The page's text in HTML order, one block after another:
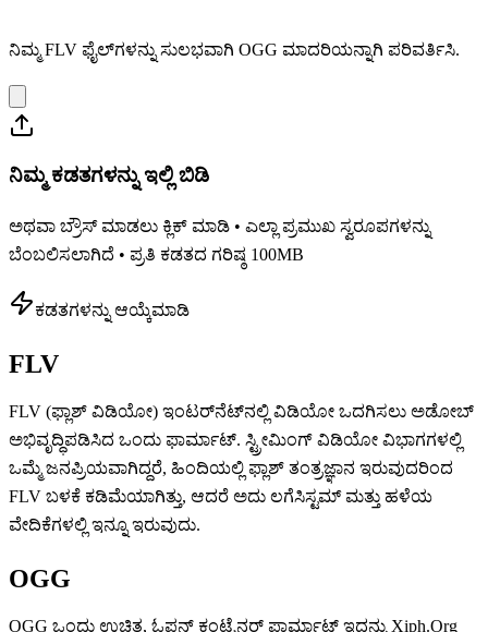
ನಿಮ್ಮ FLV ಫೈಲ್‌ಗಳನ್ನು ಸುಲಭವಾಗಿ OGG ಮಾದರಿಯನ್ನಾಗಿ ಪರಿವರ್ತಿಸಿ.
ನಿಮ್ಮ ಕಡತಗಳನ್ನು ಇಲ್ಲಿ ಬಿಡಿ
ಅಥವಾ ಬ್ರೌಸ್ ಮಾಡಲು ಕ್ಲಿಕ್ ಮಾಡಿ • ಎಲ್ಲಾ ಪ್ರಮುಖ ಸ್ವರೂಪಗಳನ್ನು
ಬೆಂಬಲಿಸಲಾಗಿದೆ • ಪ್ರತಿ ಕಡತದ ಗರಿಷ್ಠ 100MB
ಕಡತಗಳನ್ನು ಆಯ್ಕೆಮಾಡಿ
FLV
FLV (ಫ್ಲಾಶ್ ವಿಡಿಯೋ) ಇಂಟರ್‌ನೆಟ್‌ನಲ್ಲಿ ವಿಡಿಯೋ ಒದಗಿಸಲು ಅಡೋಬ್
ಅಭಿವೃದ್ಧಿಪಡಿಸಿದ ಒಂದು ಫಾರ್ಮಾಟ್. ಸ್ಟ್ರೀಮಿಂಗ್ ವಿಡಿಯೋ ವಿಭಾಗಗಳಲ್ಲಿ
ಒಮ್ಮೆ ಜನಪ್ರಿಯವಾಗಿದ್ದರೆ, ಹಿಂದಿಯಲ್ಲಿ ಫ್ಲಾಶ್ ತಂತ್ರಜ್ಞಾನ ಇರುವುದರಿಂದ
FLV ಬಳಕೆ ಕಡಿಮೆಯಾಗಿತ್ತು, ಆದರೆ ಅದು ಲಗೆಸಿಸ್ಟಮ್ ಮತ್ತು ಹಳೆಯ
ವೇದಿಕೆಗಳಲ್ಲಿ ಇನ್ನೂ ಇರುವುದು.
OGG
OGG ಒಂದು ಉಚಿತ, ಓಪನ್ ಕಂಟೈನರ್ ಫಾರ್ಮಾಟ್ ಇದನ್ನು Xiph.Org